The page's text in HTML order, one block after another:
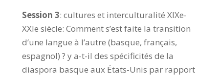
Session 3: cultures et interculturalité XIXe-
XXIe siècle: Comment s’est faite la transition
d’une langue à l’autre (basque, français,
espagnol) ? y a-t-il des spécificités de la
diaspora basque aux États-Unis par rapport